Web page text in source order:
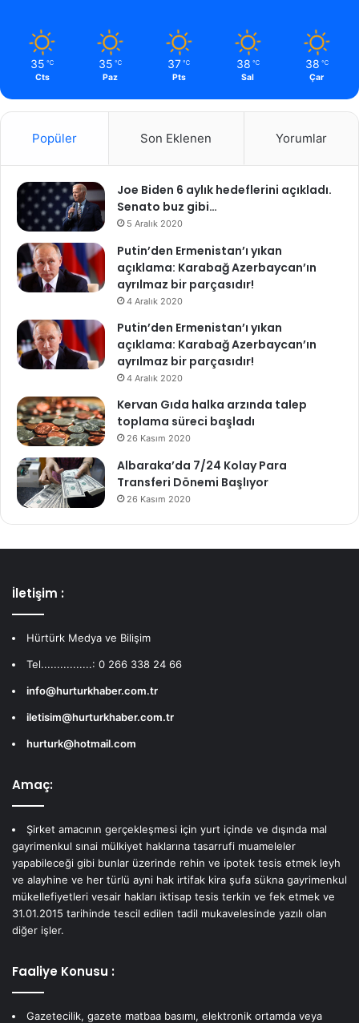
35 ℃
Cts
35 ℃
Paz
37 ℃
Pts
38 ℃
Sal
38 ℃
Çar
Popüler Son Eklenen Yorumlar
Joe Biden 6 aylık hedeflerini açıkladı.
Senato buz gibi…
5 Aralık 2020
Putin’den Ermenistan’ı yıkan
açıklama: Karabağ Azerbaycan’ın
ayrılmaz bir parçasıdır!
4 Aralık 2020
Putin’den Ermenistan’ı yıkan
açıklama: Karabağ Azerbaycan’ın
ayrılmaz bir parçasıdır!
4 Aralık 2020
Kervan Gıda halka arzında talep
toplama süreci başladı
26 Kasım 2020
Albaraka’da 7/24 Kolay Para
Transferi Dönemi Başlıyor
26 Kasım 2020
İletişim :
Hürtürk Medya ve Bilişim
Tel................: 0 266 338 24 66
info@hurturkhaber.com.tr
iletisim@hurturkhaber.com.tr
hurturk@hotmail.com
Amaç:
Şirket amacının gerçekleşmesi için yurt içinde ve dışında mal
gayrimenkul sınai mülkiyet haklarına tasarrufi muameleler
yapabileceği gibi bunlar üzerinde rehin ve ipotek tesis etmek leyh
ve alayhine ve her türlü ayni hak irtifak kira şufa sükna gayrimenkul
mükellefiyetleri vesair hakları iktisap tesis terkin ve fek etmek ve
31.01.2015 tarihinde tescil edilen tadil mukavelesinde yazılı olan
diğer işler.
Faaliye Konusu :
Gazetecilik, gazete matbaa basımı, elektronik ortamda veya